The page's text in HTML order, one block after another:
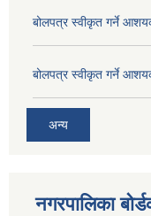
बोलपत्र स्वीकृत गर्ने
बोलपत्र स्वीकृत गर्ने
अन्य
नगरपालिका